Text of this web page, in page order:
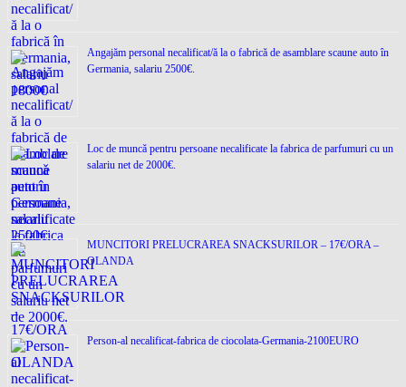
Angajăm personal necalificat/ă la o fabrică de asamblare scaune auto în
Germania, salariu 2500€.
Loc de muncǎ pentru persoane necalificate la fabrica de parfumuri cu un
salariu net de 2000€.
MUNCITORI PRELUCRAREA SNACKSURILOR – 17€/ORA –
OLANDA
Person-al necalificat-fabrica de ciocolata-Germania-2100EURO